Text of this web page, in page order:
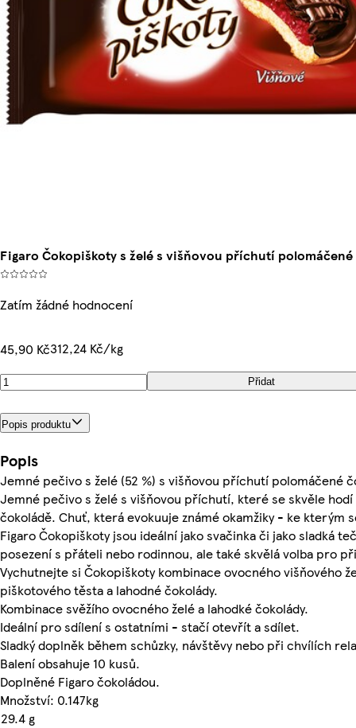
Figaro Čokopiškoty s želé s višňovou příchutí polomáčené
Zatím žádné hodnocení
45,90 Kč312,24 Kč/kg
Přidat
Popis produktu
Popis
Jemné pečivo s želé (52 %) s višňovou příchutí polomáčené
Jemné pečivo s želé s višňovou příchutí, které se skvěle hodí
čokoládě. Chuť, která evokuuje známé okamžiky - ke kterým
Figaro Čokopiškoty jsou ideální jako svačinka či jako sladká
posezení s přáteli nebo rodinnou, ale také skvělá volba pro
Vychutnejte si Čokopiškoty kombinace ovocného višňového
piškotového těsta a lahodné čokolády.
Kombinace svěžího ovocného želé a lahodké čokolády.
Ideální pro sdílení s ostatními - stačí otevřít a sdílet.
Sladký doplněk během schůzky, návštěvy nebo při chvílích
Balení obsahuje 10 kusů.
Doplněné Figaro čokoládou.
Množství: 0.147kg
29.4 g